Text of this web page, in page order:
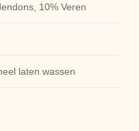
10% Veren
laten wassen